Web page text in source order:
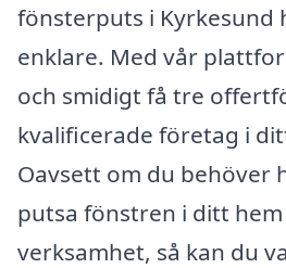
fönsterputs i Kyrkesund
enklare. Med vår
och smidigt få tre
kvalificerade företag i
Oavsett om du behöver
putsa fönstren i ditt
verksamhet, så kan du